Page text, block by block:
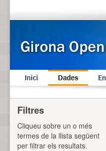
Inici Dades
Filtres
Cliqueu sobre un o més
termes de la llista següent
per filtrar els resultats.